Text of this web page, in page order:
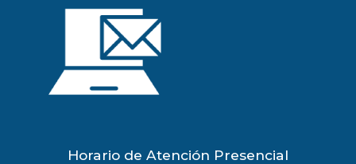
Horario de Atención Presencial